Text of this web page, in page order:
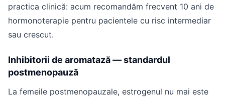
practica clinică: acum recomandăm frecvent 10 ani de
hormonoterapie pentru pacientele cu risc intermediar
sau crescut.
Inhibitorii de aromatază — standardul
postmenopauză
La femeile postmenopauzale, estrogenul nu mai este